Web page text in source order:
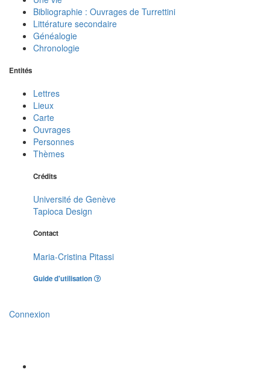
Bibliographie : Ouvrages de Turrettini
Littérature secondaire
Généalogie
Chronologie
Entités
Lettres
Lieux
Carte
Ouvrages
Personnes
Thèmes
Crédits
Université de Genève
Tapioca Design
Contact
Maria-Cristina Pitassi
Guide d'utilisation
Connexion